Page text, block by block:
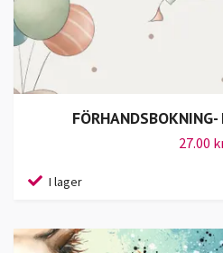
27.00
I lager